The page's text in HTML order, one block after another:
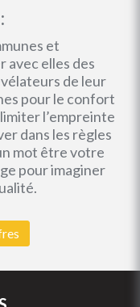
et
elles des
de leur
pour le confort
l’empreinte
dans les règles
mot être votre
pour imaginer